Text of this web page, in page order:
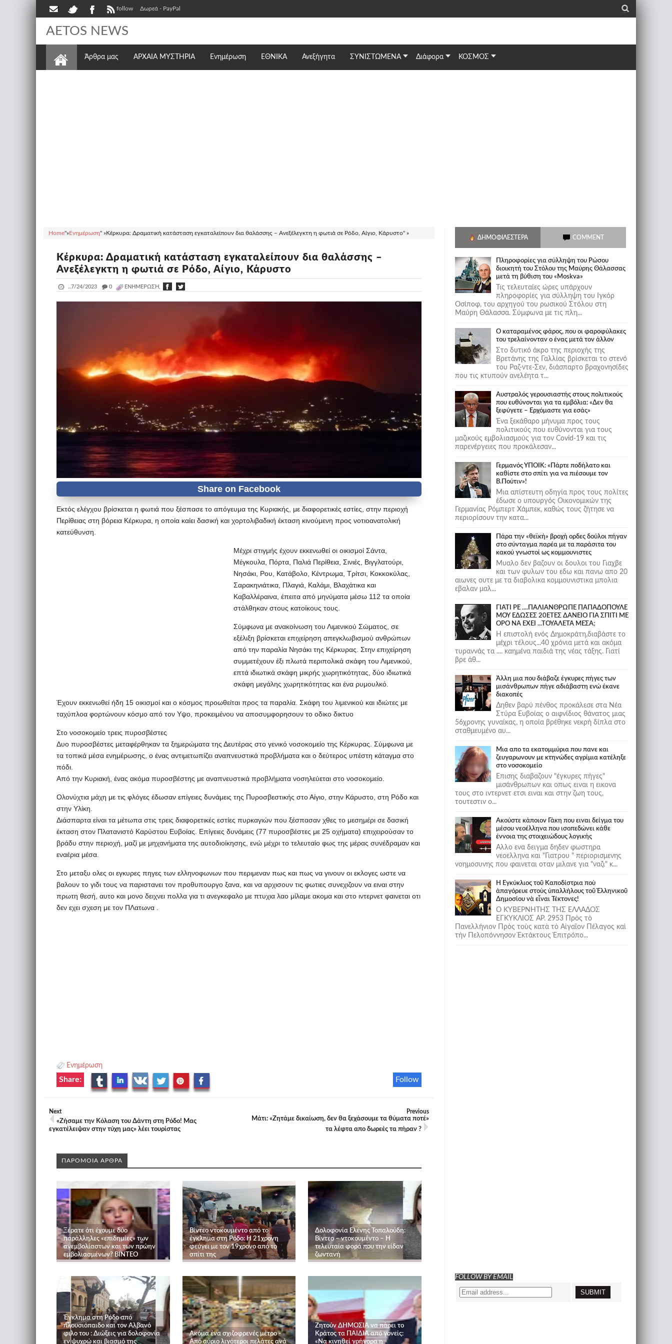
follow Δωρεά - PayPal _
AETOS NEWS
Άρθρα μας ΑΡΧΑΙΑ ΜΥΣΤΗΡΙΑ Ενημέρωση ΕΘΝΙΚΆ Ανεξήγητα ΣΥΝΙΣΤΩΜΕΝΑ Διάφορα ΚΟΣΜΟΣ
Home"»Ενημέρωση" »Κέρκυρα: Δραματική κατάσταση εγκαταλείπουν δια θαλάσσης – Ανεξέλεγκτη η φωτιά σε Ρόδο, Αίγιο, Κάρυστο" »
Κέρκυρα: Δραματική κατάσταση εγκαταλείπουν δια θαλάσσης –
Ανεξέλεγκτη η φωτιά σε Ρόδο, Αίγιο, Κάρυστο
..7/24/2023 _ 0 ΕΝΗΜΈΡΩΣΗ,
Εκτός ελέγχου βρίσκεται η φωτιά που ξέσπασε το απόγευμα της Κυριακής, με διαφορετικές εστίες, στην περιοχή
Περίθειας στη βόρεια Κέρκυρα, η οποία καίει δασική και χορτολιβαδική έκταση κινούμενη προς νοτιοανατολική
κατεύθυνση.
Μέχρι στιγμής έχουν εκκενωθεί οι οικισμοί Σάντα,
Μέγκουλα, Πόρτα, Παλιά Περίθεια, Σινιές, Βιγγλατούρι,
Νησάκι, Ρου, Κατάβολο, Κέντρωμα, Τρίτσι, Κοκκοκύλας,
Σαρακηνιάτικα, Πλαγιά, Καλάμι, Βλαχάτικα και
Καβαλλέραινα, έπειτα από μηνύματα μέσω 112 τα οποία
στάλθηκαν στους κατοίκους τους.
Σύμφωνα με ανακοίνωση του Λιμενικού Σώματος, σε
εξέλιξη βρίσκεται επιχείρηση απεγκλωβισμού ανθρώπων
από την παραλία Νησάκι της Κέρκυρας. Στην επιχείρηση
συμμετέχουν έξι πλωτά περιπολικά σκάφη του Λιμενικού,
επτά ιδιωτικά σκάφη μικρής χωρητικότητας, δύο ιδιωτικά
σκάφη μεγάλης χωρητικότητας και ένα ρυμουλκό.
Έχουν εκκενωθεί ήδη 15 οικισμοί και ο κόσμος προωθείται προς τα παραλία. Σκάφη του λιμενικού και ιδιώτες με
ταχύπλοα φορτώνουν κόσμο από τον Υψο, προκειμένου να αποσυμφορησουν το οδικο δικτυο
Στο νοσοκομείο τρεις πυροσβέστες
Δυο πυροσβέστες μεταφέρθηκαν τα ξημερώματα της Δευτέρας στο γενικό νοσοκομείο της Κέρκυρας. Σύμφωνα με
τα τοπικά μέσα ενημέρωσης, ο ένας αντιμετωπίζει αναπνευστικά προβλήματα και ο δεύτερος υπέστη κάταγμα στο
πόδι.
Από την Κυριακή, ένας ακόμα πυροσβέστης με αναπνευστικά προβλήματα νοσηλεύεται στο νοσοκομείο.
Ολονύχτια μάχη με τις φλόγες έδωσαν επίγειες δυνάμεις της Πυροσβεστικής στο Αίγιο, στην Κάρυστο, στη Ρόδο και
στην Υλίκη.
Διάσπαρτα είναι τα μέτωπα στις τρεις διαφορετικές εστίες πυρκαγιών που ξέσπασαν χθες το μεσημέρι σε δασική
έκταση στον Πλατανιστό Καρύστου Ευβοίας. Επίγειες δυνάμεις (77 πυροσβέστες με 25 οχήματα) επιχειρούσαν το
βράδυ στην περιοχή, μαζί με μηχανήματα της αυτοδιοίκησης, ενώ μέχρι το τελευταίο φως της μέρας συνέδραμαν και
εναέρια μέσα.
Στο μεταξυ ολες οι εγκυρες πηγες των ελληνοφωνων που περιμεναν πως και πως να γινουν οι εκλογες ωστε να
βαλουν το γιδι τους να παριστανει τον προθυπουργο ξανα, και να αρχισουν τις φωτιες συνεχιζουν να ειναι στην
πρωτη θεσή, αυτο και μονο δειχνει πολλα για τι ανεγκεφαλο με πτυχια λαο μίλαμε ακομα και στο ιντερνετ φαινεται οτι
δεν εχει σχεση με τον ΠΛατωνα .
Ενημέρωση
Follow
Share:
Next
«Ζήσαμε την Κόλαση του Δάντη στη Ρόδο! Μας
εγκατέλειψαν στην τύχη μας» λέει τουρίστας
Previous
Μάτι: «Ζητάμε δικαίωση, δεν θα ξεχάσουμε τα θύματα ποτέ»
τα λέφτα απο δωρεές τα πήραν ?
ΠΑΡΟΜΟΙΑ ΑΡΘΡΑ
Ξέρατε ότι έχουμε δύο
παράλληλες «επιδημίες» των
ανεμβολίαστων και των πρώην
εμβολιασμένων? ΒΙΝΤΕΟ
Βίντεο ντοκουμέντο από το
έγκλημα στη Ρόδο: Η 21χρονη
φεύγει με τον 19χρονο από το
σπίτι της
Δολοφονία Ελένης Τοπαλούδη:
Βίντεο – ντοκουμέντο – Η
τελευταία φορά που την είδαν
ζωντανή
Έγκλημα στη Ρόδο από
πλουσιόπαιδο και τον Αλβανό
φιλο του : Διώξεις για δολοφονία
εν ψυχρώ και βιασμό της
Ακόμα ένα σχιζοφρενές μέτρο -
Από αύριο λιγότεροι πελάτες ανά
Ζητούν ΔΗΜΟΣΙΑ να πάρει το
Κράτος τα ΠΑΙΔΙΑ από γονείς:
«Να κινηθεί γρήγορα η
ΔΗΜΟΦΙΛΈΣΤΕΡΑ COMMENT
Πληροφορίες για σύλληψη του Ρώσου
διοικητή του Στόλου της Mαύρης Θάλασσας
μετά τη βύθιση του «Moskva»
Τις τελευταίες ώρες υπάρχουν
πληροφορίες για σύλληψη του Ιγκόρ
Οσίποφ, του αρχηγού του ρωσικού Στόλου στη
Μαύρη Θάλασσα. Σύμφωνα με τις πλη...
Ο καταραμένος φάρος, που οι φαροφύλακες
του τρελαίνονταν ο ένας μετά τον άλλον
Στο δυτικό άκρο της περιοχής της
Βρετάνης της Γαλλίας βρίσκεται το στενό
του Ραζ-ντε-Σεν, διάσπαρτο βραχονησίδες
που τις κτυπούν ανελέητα τ...
Αυστραλός γερουσιαστής στους πολιτικούς
που ευθύνονται για τα εμβόλια: «Δεν θα
ξεφύγετε – Ερχόμαστε για εσάς»
Ένα ξεκάθαρο μήνυμα προς τους
πολιτικούς που ευθύνονται για τους
μαζικούς εμβολιασμούς για τον Covid-19 και τις
παρενέργειες που προκάλεσαν...
Γερμανός ΥΠΟΙΚ: «Πάρτε ποδήλατο και
καθίστε στο σπίτι για να πιέσουμε τον
Β.Πούτιν»!
Μια απίστευτη οδηγία προς τους πολίτες
έδωσε ο υπουργός Οικονομικών της
Γερμανίας Ρόμπερτ Χάμπεκ, καθώς τους ζήτησε να
περιορίσουν την κατα...
Πάρα την «θεϊκή» βροχή ορδες δούλοι πήγαν
στο σύνταγμα παρέα με τα παράσιτα του
κακού γνωστοί ως κομμουνιστες
Μυαλο δεν βαζουν οι δουλοι του Γιαχβε
και των φυλων του εδω και πανω απο 20
αιωνες ουτε με τα διαβολικα κομμουνιστικα μπολια
εβαλαν μαλ...
ΓΙΑΤΙ ΡΕ ....ΠΑΛΙΑΝΘΡΩΠΕ ΠΑΠΑΔΟΠΟΥΛΕ
ΜΟΥ ΕΔΩΣΕΣ 20ΕΤΕΣ ΔΑΝΕΙΟ ΓΙΑ ΣΠΙΤΙ ΜΕ
ΟΡΟ ΝΑ ΕΧΕΙ ...ΤΟΥΑΛΕΤΑ ΜΕΣΑ;
Η επιστολή ενός Δημοκράτη,διαβάστε το
μέχρι τέλους...40 χρόνια μετά και ακόμα
τυραννάς τα .... καημένα παιδιά της νέας τάξης. Γιατί
βρε άθ...
Άλλη μια που διάβαζε έγκυρες πήγες των
μισάνθρωπων πήγε αδιάβαστη ενώ έκανε
διακοπές
Δηθεν βαρύ πένθος προκάλεσε στα Νέα
Στύρα Ευβοίας ο αιφνίδιος θάνατος μιας
56χρονης γυναίκας, η οποία βρέθηκε νεκρή δίπλα στο
σταθμευμένο αυ...
Μια απο τα εκατομμύρια που πανε και
ζευγαρωνουν με κτηνώδες αγρίμια κατέληξε
στο νοσοκομείο
Επισης διαβαζουν "έγκυρες πήγες"
μισάνθρωπων και οπως ειναι η εικονα
τους στο ιντερνετ ετσι ειναι και στην ζωη τους,
τουτεστιν ο...
Ακούστε κάποιον Γάκη που ειναι δείγμα του
μέσου νεοέλληνα που ισοπεδώνει κάθε
έννοια της στοιχειώδους λογικής
Αλλο ενα δειγμα δηδεν φωστηρα
νεοελληνα και "Γιατρου " περιορισμενης
νοημοσυνης που φαινεται οταν μιλανε για "ναζι" κ...
Ἡ Ἐγκύκλιος τοῦ Καποδίστρια ποὺ
ἀπαγόρευε στοὺς ὑπαλλήλους τοῦ Ἑλληνικοῦ
Δημοσίου νὰ εἶναι Τέκτονες!
Ο ΚΥΒΕΡΝΗΤΗΣ ΤΗΣ ΕΛΛΑΔΟΣ
ΕΓΚΥΚΛΙΟΣ ΑΡ. 2953 Πρὸς τὸ
Πανελλήνιον Πρὸς τοὺς κατὰ τὸ Αἰγαῖον Πέλαγος καὶ
τὴν Πελοπόννησον Ἐκτάκτους Ἐπιτρόπο...
FOLLOW BY EMAIL